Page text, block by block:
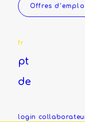
Offres
fr
pt
de
login
Pour préserver
dans le canton
seront donnés